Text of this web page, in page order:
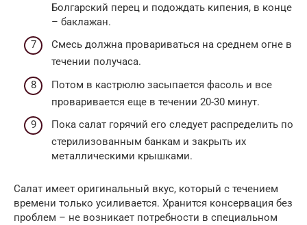
Болгарский перец и подождать кипения, в конце
– баклажан.
Смесь должна провариваться на среднем огне в
течении получаса.
Потом в кастрюлю засыпается фасоль и все
проваривается еще в течении 20-30 минут.
Пока салат горячий его следует распределить по
стерилизованным банкам и закрыть их
металлическими крышками.
Салат имеет оригинальный вкус, который с течением
времени только усиливается. Хранится консервация без
проблем – не возникает потребности в специальном